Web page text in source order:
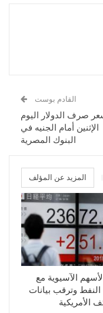
القادم بوست
صرف الدولار اليوم
الإثنين أمام الجنيه في
البنوك المصرية
المزيد عن المؤلف
الآسيوية مع
النفط وترقب بيانات
الأمريكية